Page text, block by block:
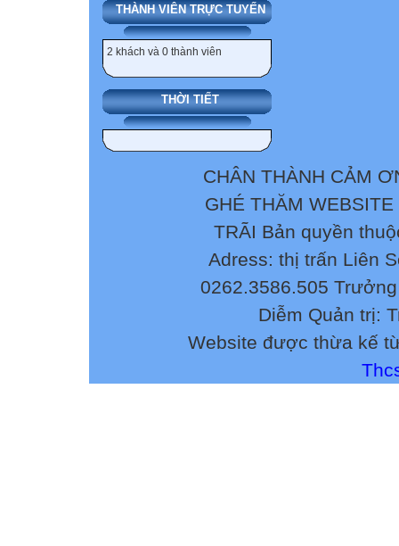
THÀNH VIÊN TRỰC TUYẾN
2 khách và 0 thành viên
THỜI TIẾT
PHẠM THỊ
NGUYỄN
CHÂN THÀNH CẢM
GHÉ THĂM
TRÃI Bản quyền
Adress: thị trấn Liên
0262.3586.505
Diễm Quản trị:
Website được thừa kế